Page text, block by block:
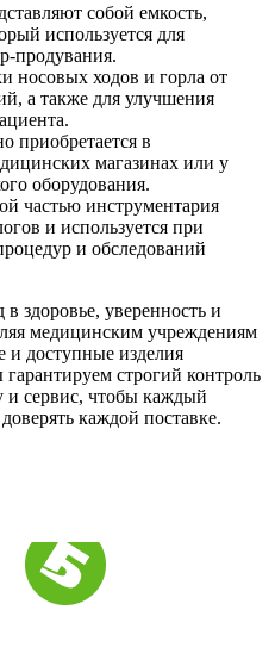
собой емкость,
используется для
продувания.
носовых ходов и горла от
а также для улучшения
приобретается в
магазинах или у
оборудования.
частью инструментария
и используется при
и обследований
здоровье, уверенность и
медицинским учреждениям
доступные изделия
строгий контроль
и сервис, чтобы каждый
каждой поставке.